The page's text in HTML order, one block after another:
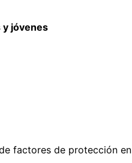
y jóvenes
factores de protección